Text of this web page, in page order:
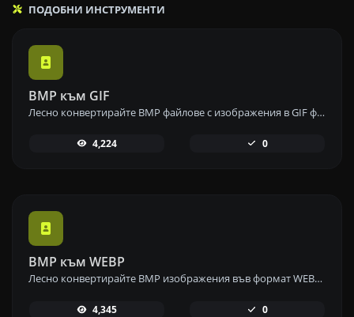
ПОДОБНИ ИНСТРУМЕНТИ
BMP към GIF
Лесно конвертирайте BMP файлове с изображения в GIF формат с нашия инструмент за конвертиране от BMP в GIF за създаване на анимирани изображения.
4,224 0
BMP към WEBP
Лесно конвертирайте BMP изображения във формат WEBP с нашия инструмент за конвертиране от BMP в WEBP за ефективно компресиране на изображения.
4,345 0